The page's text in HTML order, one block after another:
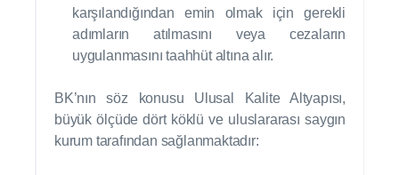
karşılandığından emin olmak için gerekli
adımların atılmasını veya cezaların
uygulanmasını taahhüt altına alır.
BK’nın söz konusu Ulusal Kalite Altyapısı,
büyük ölçüde dört köklü ve uluslararası saygın
kurum tarafından sağlanmaktadır: